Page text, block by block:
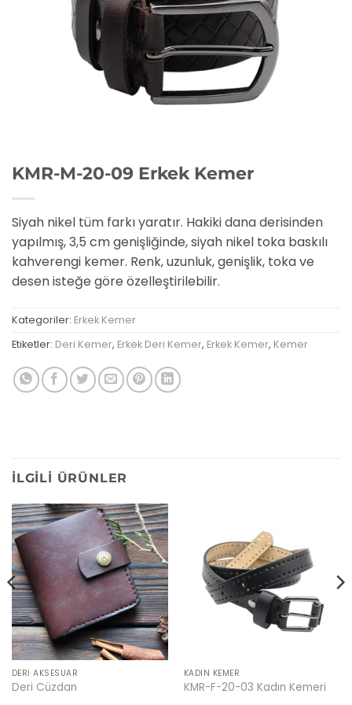
KMR-M-20-09 Erkek Kemer
Siyah nikel tüm farkı yaratır. Hakiki dana derisinden
yapılmış, 3,5 cm genişliğinde, siyah nikel toka baskılı
kahverengi kemer. Renk, uzunluk, genişlik, toka ve
desen isteğe göre özelleştirilebilir.
Kategoriler: Erkek Kemer
Etiketler: Deri Kemer, Erkek Deri Kemer, Erkek Kemer, Kemer
İLGILI ÜRÜNLER
DERI AKSESUAR
Deri Cüzdan
KADIN KEMER
KMR-F-20-03 Kadın Kemeri